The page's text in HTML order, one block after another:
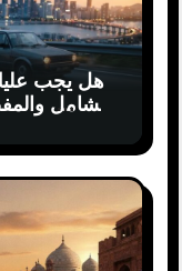
هل يجب عليك
الشامل